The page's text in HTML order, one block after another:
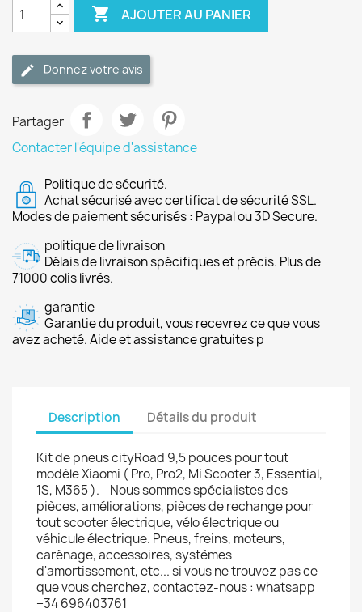
 AJOUTER AU PANIER
Donnez votre avis
Partager
Contacter l'équipe d'assistance
Politique de sécurité.
Achat sécurisé avec certificat de sécurité SSL.
Modes de paiement sécurisés : Paypal ou 3D Secure.
politique de livraison
Délais de livraison spécifiques et précis. Plus de
71000 colis livrés.
garantie
Garantie du produit, vous recevrez ce que vous
avez acheté. Aide et assistance gratuites p
Description Détails du produit
Kit de pneus cityRoad 9,5 pouces pour tout
modèle Xiaomi ( Pro, Pro2, Mi Scooter 3, Essential,
1S, M365 ). - Nous sommes spécialistes des
pièces, améliorations, pièces de rechange pour
tout scooter électrique, vélo électrique ou
véhicule électrique. Pneus, freins, moteurs,
carénage, accessoires, systèmes
d'amortissement, etc... si vous ne trouvez pas ce
que vous cherchez, contactez-nous : whatsapp
+34 696403761